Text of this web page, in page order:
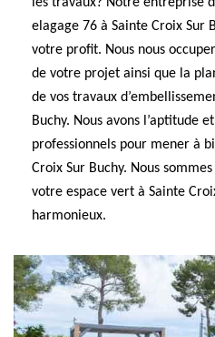
elagage 76 à Sainte Croix Sur
votre profit. Nous nous
de votre projet ainsi que la
de vos travaux
Buchy. Nous avons l’aptitude
professionnels pour mener à
Croix Sur Buchy. Nous
votre espace vert à Sainte
harmonieux.